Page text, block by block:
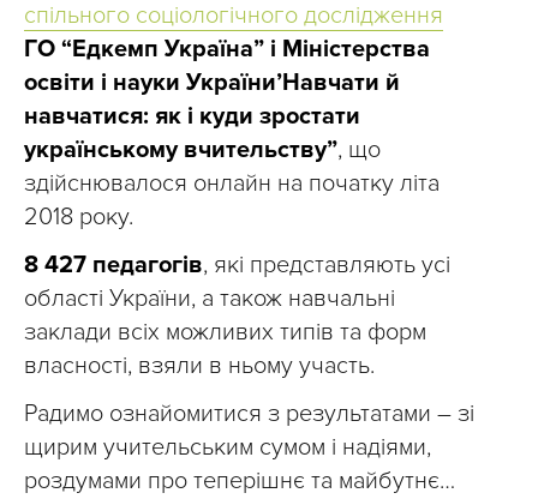
спільного соціологічного дослідження
ГО “Едкемп Україна” і Міністерства
освіти і науки України’Навчати й
навчатися: як і куди зростати
українському вчительству”, що
здійснювалося онлайн на початку літа
2018 року.
8 427 педагогів, які представляють усі
області України, а також навчальні
заклади всіх можливих типів та форм
власності, взяли в ньому участь.
Радимо ознайомитися з результатами – зі
щирим учительським сумом і надіями,
роздумами про теперішнє та майбутнє…